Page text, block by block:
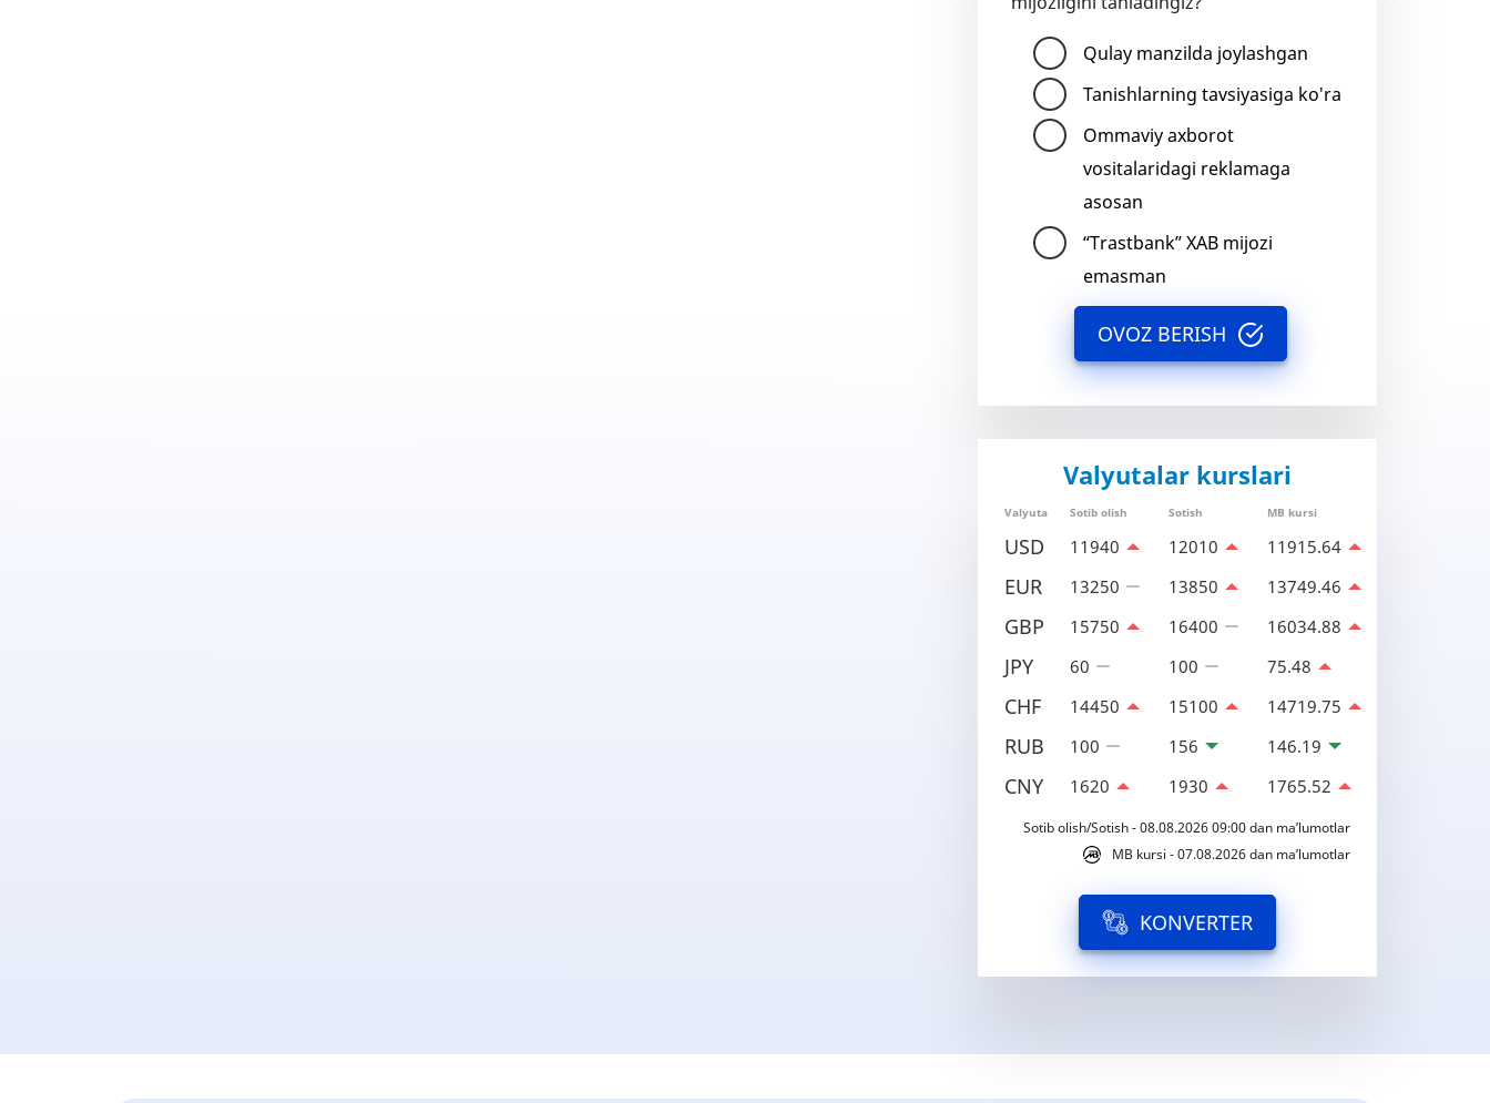
Qulay manzilda joylashgan
Tanishlarning tavsiyasiga ko'ra
Ommaviy axborot
vositalaridagi reklamaga
asosan
“Trastbank” XAB mijozi
emasman
OVOZ BERISH
Valyutalar kurslari
Valyuta Sotib olish Sotish MB kursi
USD 11940 12010 11915.64
EUR 13250 13850 13749.46
GBP 15750 16400 16034.88
JPY 60 100 75.48
CHF 14450 15100 14719.75
RUB 100 156 146.19
CNY 1620 1930 1765.52
Sotib olish/Sotish - 08.08.2026 09:00 dan ma’lumotlar
MB kursi - 07.08.2026 dan ma’lumotlar
KONVERTER